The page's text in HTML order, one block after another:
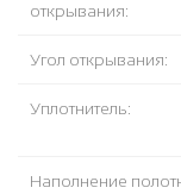
открывания:
Угол открывания:
Уплотнитель:
Наполнение